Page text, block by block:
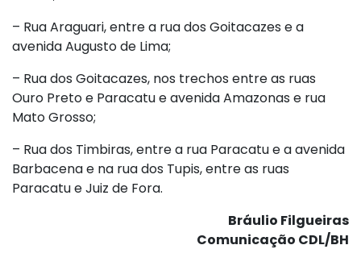
– Rua Araguari, entre a rua dos Goitacazes e a
avenida Augusto de Lima;
– Rua dos Goitacazes, nos trechos entre as ruas
Ouro Preto e Paracatu e avenida Amazonas e rua
Mato Grosso;
– Rua dos Timbiras, entre a rua Paracatu e a avenida
Barbacena e na rua dos Tupis, entre as ruas
Paracatu e Juiz de Fora.
Bráulio Filgueiras
Comunicação CDL/BH